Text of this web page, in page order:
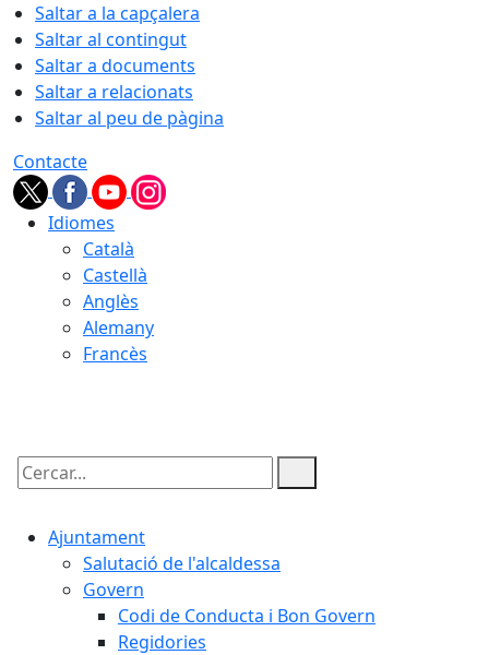
Saltar a la capçalera
Saltar al contingut
Saltar a documents
Saltar a relacionats
Saltar al peu de pàgina
Contacte
Idiomes
Català
Castellà
Anglès
Alemany
Francès
Cercar:
Ajuntament
Salutació de l'alcaldessa
Govern
Codi de Conducta i Bon Govern
Regidories